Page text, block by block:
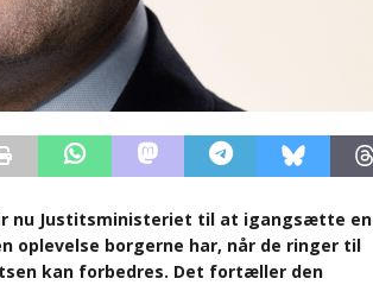
nu Justitsministeriet til at igangsætte en
oplevelse borgerne har, når de ringer til
kan forbedres. Det fortæller den